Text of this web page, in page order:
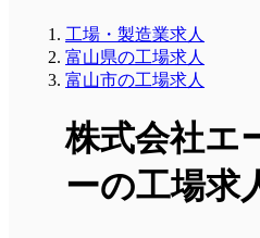
工場・製造業求人
富山県の工場求人
富山市の工場求人
株式会社エ
ーの工場求